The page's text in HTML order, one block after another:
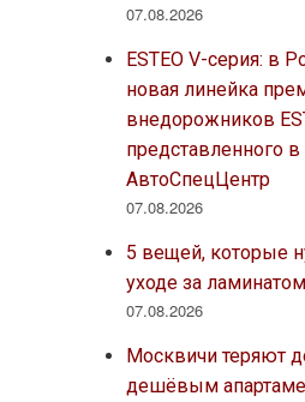
07.08.2026
ESTEO V-серия: в
новая линейка
внедорожников
представленного
АвтоСпецЦентр
07.08.2026
5 вещей, которые
уходе за
07.08.2026
Москвичи теряют
дешёвым